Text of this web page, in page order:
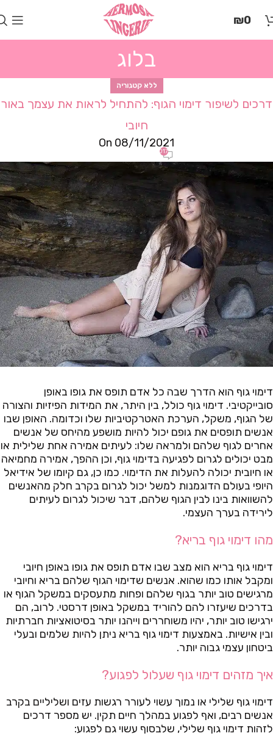
זֶה
אָתָרִים".
תַּפְרִיט
הֵנְּגִישׁוּת
ALT+0
₪0
בלוג
ללא קטגוריה
דרכים לשיפור דימוי הגוף: להתחיל לראות את עצמך באור
חיובי
On 08/11/2021
1,017
דימוי גוף הוא הדרך שבה כל אדם תופס את גופו באופן
סובייקטיבי. דימוי גוף כולל, בין היתר, את המידות הפיזיות והצורה
של הגוף, משקל, הערכת האטרקטיביות שלו וכדומה. האופן שבו
אנשים תופסים את גופם יכול להיות מושפע מהיחס של אנשים
אחרים לגוף שלהם ולמראה שלו: לעיתים אמירה אחת שלילית או
מבט יכולים לגרום לפגיעה בדימוי גוף, וכן ההפך, אמירה מחמיאה
או חיובית יכולה להעלות את הדימוי. כמו כן, גם קיומו של אידיאל
היופי בעולם הדוגמנות למשל יכול לגרום בקרב חלק מהאנשים
להשוואות בינו לבין הגוף שלהם, דבר שיכול לגרום לעיתים
לירידה בערך העצמי.
מהו דימוי גוף בריא?
דימוי גוף בריא הוא מצב שבו אדם תופס את גופו באופן חיובי
ומקבל אותו כמו שהוא. אנשים שדימוי הגוף שלהם בריא וחיובי
מרגישים טוב יותר בגוף שלהם ופחות מתעסקים במשקל הגוף או
בדרכים שיעזרו להם להוריד במשקל באופן דרסטי. לרוב, הם
ירגישו טוב יותר, יהיו משוחררים וייהנו יותר בסיטואציות חברתיות
ובין אישיות. באמצעות דימוי גוף בריא ניתן להיות שלמים ובעלי
ביטחון עצמי גבוה יותר.
איך מזהים דימוי גוף שעלול לפגוע?
דימוי גוף שלילי או נמוך עשוי לעורר רגשות עזים ושליליים בקרב
אנשים רבים, ואף לפגוע במהלך חיים תקין. יש מספר דרכים
לזהות דימוי גוף שלילי, שלבסוף עשוי גם לפגוע: